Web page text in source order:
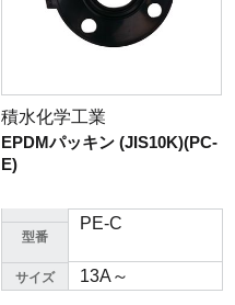
積水化学工業
EPDMパッキン (JIS10K)(PC-
E)
型番
PE-C
サイズ 13A～